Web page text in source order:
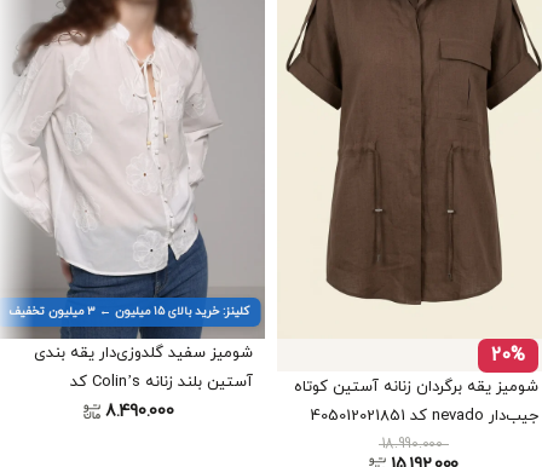
20%
شومیز یقه برگردان زنانه آستین کوتاه
جیب‌دار nevado کد 405012021851
18.990.000
کلینز: خرید بالای ۱۵ میلیون ← ۳ میلیون تخفیف
شومیز سفید گلدوزی‌دار یقه بندی
آستین بلند زنانه Colin’s کد
8.490.000